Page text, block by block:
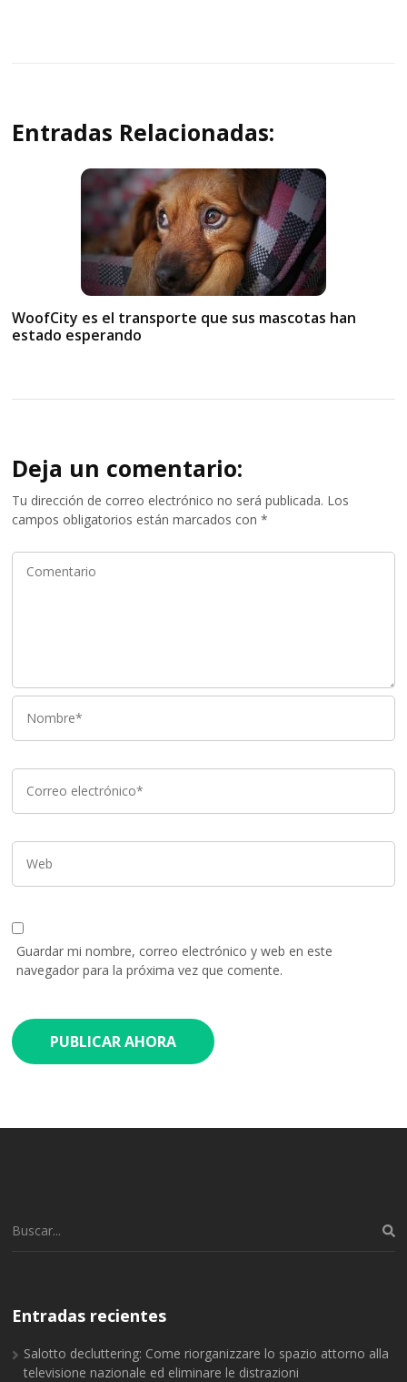
Entradas Relacionadas:
WoofCity es el transporte que sus mascotas han
estado esperando
Deja un comentario:
Tu dirección de correo electrónico no será publicada. Los
campos obligatorios están marcados con*
Guardar mi nombre, correo electrónico y web en este
navegador para la próxima vez que comente.
Buscar:
Entradas recientes
Salotto decluttering: Come riorganizzare lo spazio attorno alla
televisione nazionale ed eliminare le distrazioni